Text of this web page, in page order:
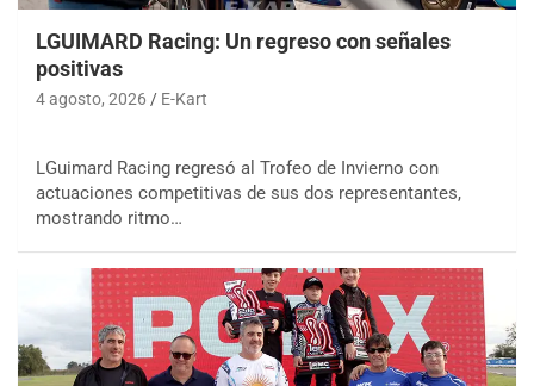
LGUIMARD Racing: Un regreso con señales
positivas
4 agosto, 2026 E-Kart
LGuimard Racing regresó al Trofeo de Invierno con
actuaciones competitivas de sus dos representantes,
mostrando ritmo…